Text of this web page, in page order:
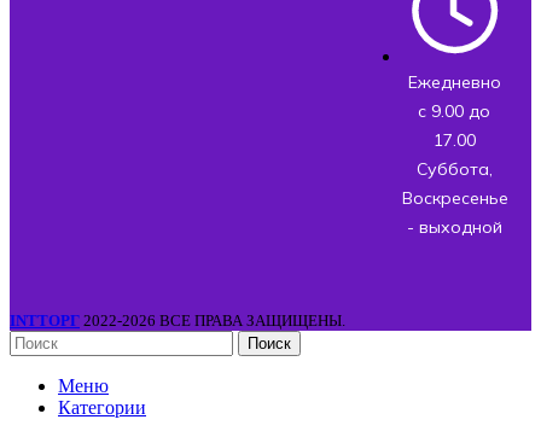
Ежедневно
с 9.00 до
17.00
Суббота,
Воскресенье
- выходной
INTТОРГ 2022-2026 ВСЕ ПРАВА ЗАЩИЩЕНЫ.
Поиск
Меню
Категории